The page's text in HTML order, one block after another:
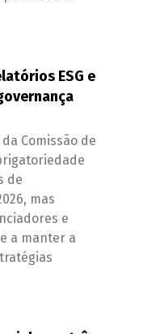
ESG e
Comissão de
de
mas
e
a manter a